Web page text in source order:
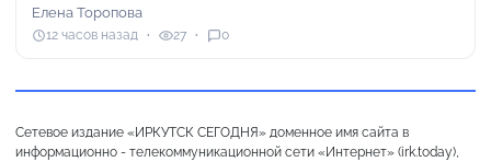
Елена Торопова
12 часов назад 27 0
Сетевое издание «ИРКУТСК СЕГОДНЯ» доменное имя сайта в
информационно - телекоммуникационной сети «Интернет» (irk.today),